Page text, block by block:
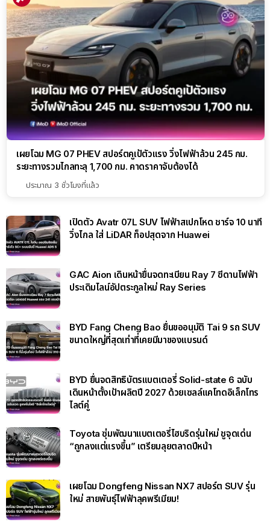
เผยโฉม MG 07 PHEV สปอร์ตคูเป้ตัวแรง วิ่งไฟฟ้าล้วน 245 กม.
ระยะทางรวมไกลทะลุ 1,700 กม. คาดราคาจับต้องได้
ประมาณ 3 ชั่วโมงที่แล้ว
เปิดตัว Avatr 07L SUV ไฟฟ้าสเปกโหด ชาร์จ 10 นาที
วิ่งไกล ใส่ LiDAR ท็อปสุดจาก Huawei
GAC Aion เดินหน้ายื่นจดทะเบียน Ray 7 ซีดานไฟฟ้า
ประเดิมไลน์อัปตระกูลใหม่ Ray Series
BYD Fang Cheng Bao ยื่นขออนุมัติ Tai 9 รถ SUV
ขนาดใหญ่ที่สุดเท่าที่เคยมีมาของแบรนด์
BYD ยื่นจดสิทธิบัตรแบตเตอรี่ Solid-state 6 ฉบับ
เดินหน้าตั้งเป้าผลิตปี 2027 ด้วยเซลล์แคโทดอิเล็กโทร
ไลต์คู่
Toyota ซุ่มพัฒนาแบตเตอรี่ไฮบริดรุ่นใหม่ ชูจุดเด่น
“ถูกลงแต่แรงขึ้น” เตรียมลุยตลาดปีหน้า
เผยโฉม Dongfeng Nissan NX7 สปอร์ต SUV รุ่น
ใหม่ สายพันธุ์ไฟฟ้าลุคพรีเมียม!